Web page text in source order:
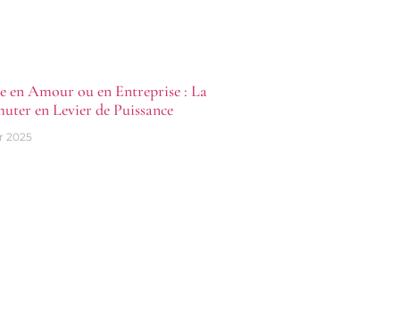
en Amour ou en Entreprise : La
en Levier de Puissance
2025